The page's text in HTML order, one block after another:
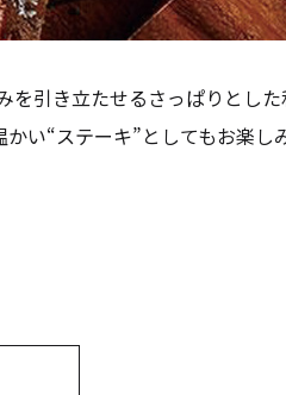
を引き立たせるさっぱりとし
い“ステーキ”としてもお楽し